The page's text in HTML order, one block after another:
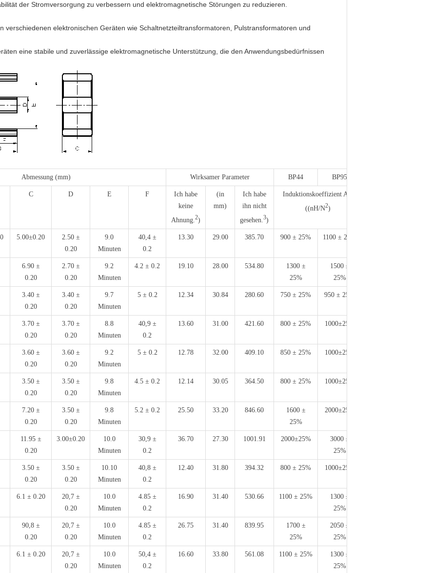
der Stromversorgung zu verbessern und elektromagnetische Störungen zu reduzieren.
verschiedenen elektronischen Geräten wie Schaltnetzteiltransformatoren, Pulstransformatoren und
eine stabile und zuverlässige elektromagnetische Unterstützung, die den Anwendungsbedürfnissen
Abmessung (mm) Wirksamer Parameter BP44 BP95
C D E F
Ich habe
keine
Ahnung. 2)
(in
mm)
Ich habe
ihn nicht
gesehen. 3)
Induktionskoeffizient AL
((nH/N2)
5.00±0.20
2.50 ±
0.20
9.0
Minuten
40,4 ±
0.2
13.30 29.00 385.70 900 ± 25% 1100 ± 25%
6.90 ±
0.20
2.70 ±
0.20
9.2
Minuten
4.2 ± 0.2 19.10 28.00 534.80
1300 ±
25%
1500 ±
25%
3.40 ±
0.20
3.40 ±
0.20
9.7
Minuten
5 ± 0.2 12.34 30.84 280.60 750 ± 25% 950 ± 25%
3.70 ±
0.20
3.70 ±
0.20
8.8
Minuten
40,9 ±
0.2
13.60 31.00 421.60 800 ± 25% 1000±25%
3.60 ±
0.20
3.60 ±
0.20
9.2
Minuten
5 ± 0.2 12.78 32.00 409.10 850 ± 25% 1000±25%
3.50 ±
0.20
3.50 ±
0.20
9.8
Minuten
4.5 ± 0.2 12.14 30.05 364.50 800 ± 25% 1000±25%
7.20 ±
0.20
3.50 ±
0.20
9.8
Minuten
5.2 ± 0.2 25.50 33.20 846.60
1600 ±
25%
2000±25%
11.95 ±
0.20
3.00±0.20
10.0
Minuten
30,9 ±
0.2
36.70 27.30 1001.91 2000±25%
3000 ±
25%
3.50 ±
0.20
3.50 ±
0.20
10.10
Minuten
40,8 ±
0.2
12.40 31.80 394.32 800 ± 25% 1000±25%
6.1 ± 0.20
20,7 ±
0.20
10.0
Minuten
4.85 ±
0.2
16.90 31.40 530.66 1100 ± 25%
1300 ±
25%
90,8 ±
0.20
20,7 ±
0.20
10.0
Minuten
4.85 ±
0.2
26.75 31.40 839.95
1700 ±
25%
2050 ±
25%
6.1 ± 0.20
20,7 ±
0.20
10.0
Minuten
50,4 ±
0.2
16.60 33.80 561.08 1100 ± 25%
1300 ±
25%